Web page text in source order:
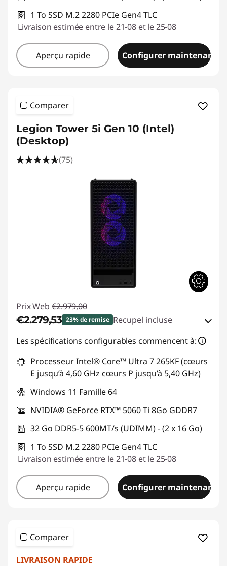
1 To SSD M.2 2280 PCIe Gen4 TLC
Livraison estimée entre le 21-08 et le 25-08
Aperçu rapide Configurer maintenant
Comparer
Legion Tower 5i Gen 10 (Intel)
(Desktop)
(75)
Prix Web €2.979,00
€2.279,53 23% de remise Recupel incluse
Remise immédiate :-€672,36
ou
Bons de réduction en ligne :-€699,47
* Les remises ne peuvent pas être cumulées
Les spécifications configurables commencent à:
Processeur Intel® Core™ Ultra 7 265KF (cœurs
E jusqu’à 4,60 GHz cœurs P jusqu’à 5,40 GHz)
Windows 11 Famille 64
NVIDIA® GeForce RTX™ 5060 Ti 8Go GDDR7
32 Go DDR5-5 600MT/s (UDIMM) - (2 x 16 Go)
1 To SSD M.2 2280 PCIe Gen4 TLC
Livraison estimée entre le 21-08 et le 25-08
Aperçu rapide Configurer maintenant
Comparer
LIVRAISON RAPIDE